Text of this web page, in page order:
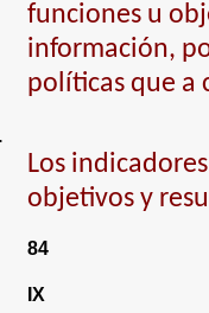
funciones u
información,
políticas que a
Los
objetivos y
84
IX